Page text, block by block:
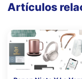
Artículos